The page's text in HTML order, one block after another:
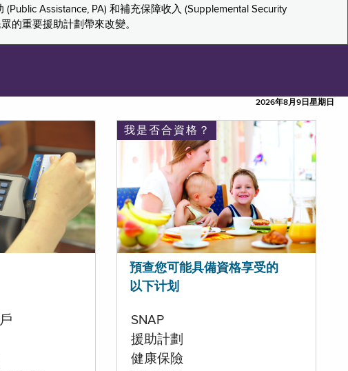
Assistance, PA) 和補充保障收入 (Supplemental Security
的重要援助計劃帶來改變。
2026年8月9日星期日
我是否合資格？
預查您可能具備資格享受的
以下计划
SNAP
援助計劃
健康保險